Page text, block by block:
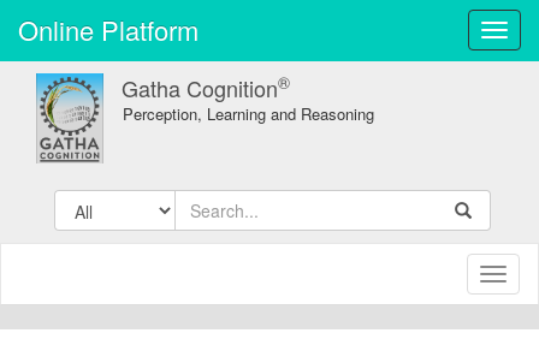
Online Platform
Gatha Cognition®
Perception, Learning and Reasoning